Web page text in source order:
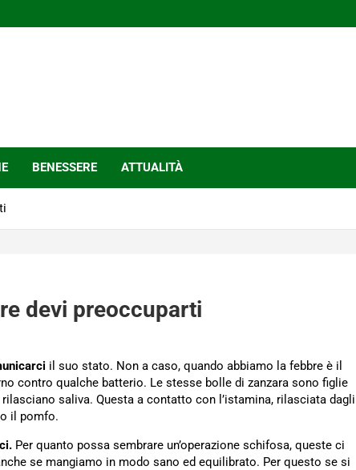
BENESSERE ATTUALITÀ
devi preoccuparti
il suo stato. Non a caso, quando abbiamo la febbre è il
contro qualche batterio. Le stesse bolle di zanzara sono figlie
saliva. Questa a contatto con l’istamina, rilasciata dagli
il pomfo.
Per quanto possa sembrare un’operazione schifosa, queste ci
se mangiamo in modo sano ed equilibrato. Per questo se si